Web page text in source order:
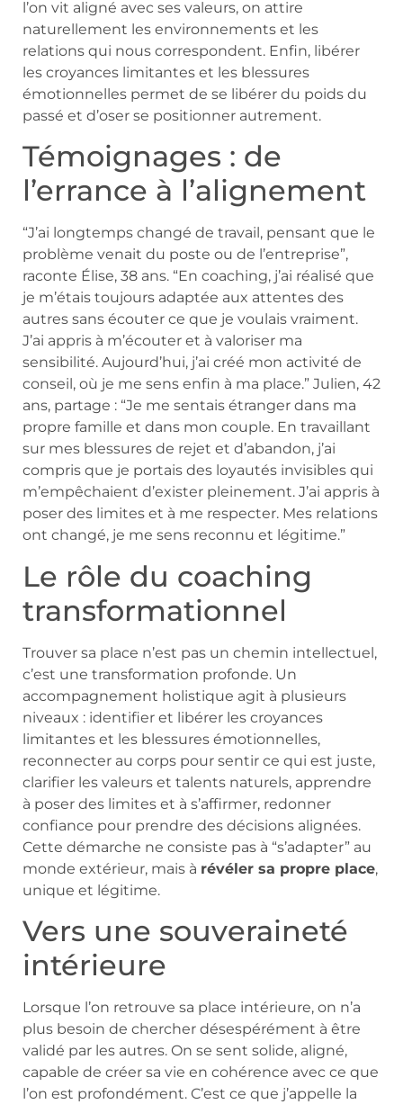
l’on vit aligné avec ses valeurs, on attire
naturellement les environnements et les
relations qui nous correspondent. Enfin, libérer
les croyances limitantes et les blessures
émotionnelles permet de se libérer du poids du
passé et d’oser se positionner autrement.
Témoignages : de
l’errance à l’alignement
“J’ai longtemps changé de travail, pensant que le
problème venait du poste ou de l’entreprise”,
raconte Élise, 38 ans. “En coaching, j’ai réalisé que
je m’étais toujours adaptée aux attentes des
autres sans écouter ce que je voulais vraiment.
J’ai appris à m’écouter et à valoriser ma
sensibilité. Aujourd’hui, j’ai créé mon activité de
conseil, où je me sens enfin à ma place.” Julien, 42
ans, partage : “Je me sentais étranger dans ma
propre famille et dans mon couple. En travaillant
sur mes blessures de rejet et d’abandon, j’ai
compris que je portais des loyautés invisibles qui
m’empêchaient d’exister pleinement. J’ai appris à
poser des limites et à me respecter. Mes relations
ont changé, je me sens reconnu et légitime.”
Le rôle du coaching
transformationnel
Trouver sa place n’est pas un chemin intellectuel,
c’est une transformation profonde. Un
accompagnement holistique agit à plusieurs
niveaux : identifier et libérer les croyances
limitantes et les blessures émotionnelles,
reconnecter au corps pour sentir ce qui est juste,
clarifier les valeurs et talents naturels, apprendre
à poser des limites et à s’affirmer, redonner
confiance pour prendre des décisions alignées.
Cette démarche ne consiste pas à “s’adapter” au
monde extérieur, mais à révéler sa propre place,
unique et légitime.
Vers une souveraineté
intérieure
Lorsque l’on retrouve sa place intérieure, on n’a
plus besoin de chercher désespérément à être
validé par les autres. On se sent solide, aligné,
capable de créer sa vie en cohérence avec ce que
l’on est profondément. C’est ce que j’appelle la